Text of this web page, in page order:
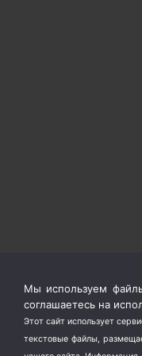
Мы используем
соглашаетесь на
Этот сайт использует
текстовые файлы,